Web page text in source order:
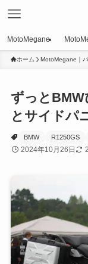
MotoMegane
ホーム MotoMegane｜
ずっと
とサイドパ
BMW R1250GS
2024年10月26日